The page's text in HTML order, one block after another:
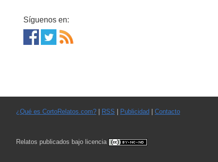
Síguenos en:
¿Qué es CortoRelatos.com?| RSS Publicidad Contacto
Relatos publicados bajo licencia